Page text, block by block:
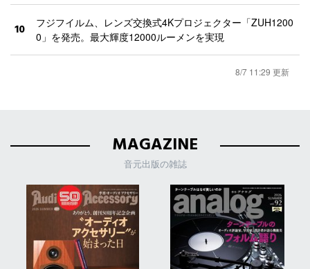
10
フジフイルム、レンズ交換式4Kプロジェクター「ZUH1200
0」を発売。最大輝度12000ルーメンを実現
8/7 11:29 更新
MAGAZINE
音元出版の雑誌